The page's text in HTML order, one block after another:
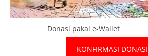
Donasi pakai e-Wallet
KONFIRMASI DONASI